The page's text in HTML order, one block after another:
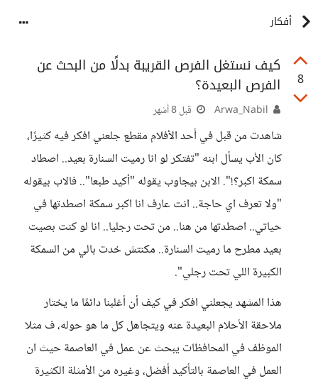
أفكار
8
كيف نستغل الفرص القريبة بدلًا من البحث عن
الفرص البعيدة؟
قبل 8 أشهر
شاهدت من قبل في أحد الأفلام مقطع جلعني افكر فيه كثيرًا،
كان الأب يسأل ابنه "تفتكر لو انا رميت السنارة بعيد.. اصطاد
سمكة اكبر؟!". الابن بيجاوب يقوله "أكيد طبعا".. فالاب بيقوله
"ولا تعرف اي حاجة.. انت عارف انا اكبر سمكة اصطدتها في
حياتي.. اصطدتها من هنا.. من تحت رجليا.. انا لو كنت بصيت
بعيد مطرح ما رميت السنارة.. مكنتش خدت بالي من السمكة
الكبيرة اللي تحت رجلي".
هذا المشهد يجعلني افكر في كيف أن أغلبنا دائمًا ما يختار
ملاحقة الأحلام البعيدة عنه ويتجاهل كل ما هو حوله، ف مثلا
الموظف في المحافظات يبحث عن عمل في العاصمة حيث ان
العمل في العاصمة بالتأكيد أفضل، وغيره من الأمثلة الكثيرة